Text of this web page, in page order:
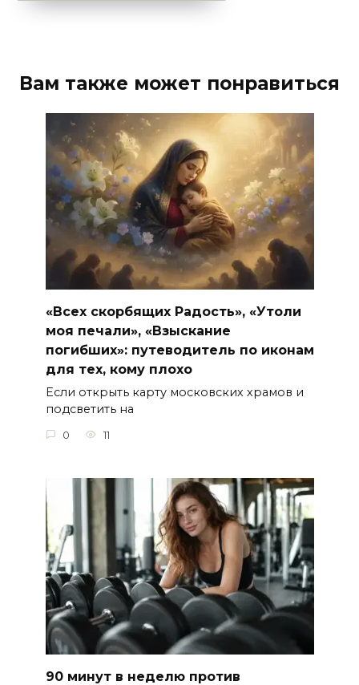
Вам также может понравиться
«Всех скорбящих Радость», «Утоли
моя печали», «Взыскание
погибших»: путеводитель по иконам
для тех, кому плохо
Если открыть карту московских храмов и
подсветить на
0 11
90 минут в неделю против